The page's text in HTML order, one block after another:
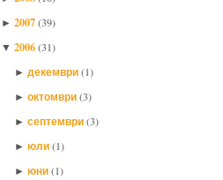
► 2007(39)
▼ 2006(31)
► декември(1)
► октомври(3)
► септември(3)
► юли(1)
► юни(1)